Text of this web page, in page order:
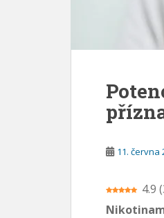
11. června
4.9 (